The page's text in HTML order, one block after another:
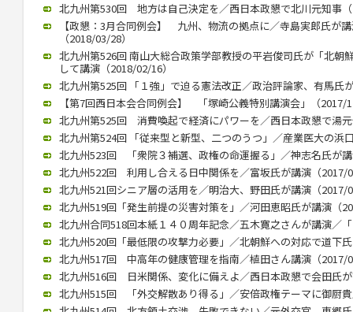
北九州第530回 地方は自己決定を／西日本政懇で北川元知事
【政懇：3月合同例会】 九州、物流の拠点に／寺島実郎氏が
（2018/03/28）
北九州第526回 南山大総合政策学部教授の平岩俊司氏が「北朝
して講演（2018/02/16）
北九州第525回 「１強」で迫る憲法改正／政治評論家、有馬氏
【第7回西日本会合同例会】 「塚崎公義特別講演会」（2017/
北九州第525回 消費喚起で経済にパワーを／西日本政懇で湯
北九州第524回 「従来型と新型、二つのうつ」／産業医大の浜
北九州523回 「衆院３補選、政権の命運握る」／神志名氏が
北九州522回 利用し合える日中関係を／富坂氏が講演（2017/
北九州521回シニア層の活用を／明治大、野田氏が講演（2017/
北九州519回「発生前提の災害対策を」／河田恵昭氏が講演（
北九州合同518回本紙１４０周年記念／五木寛之さんが講演／
北九州520回「最低限の攻撃力必要」／北朝鮮への対応で道
北九州517回 中高年の健康管理を指南／植田さん講演（2017/
北九州516回 日米関係、変化に備えよ／西日本政懇で会田氏
北九州515回 「外交解散あり得る」／安倍政権テーマに御厨